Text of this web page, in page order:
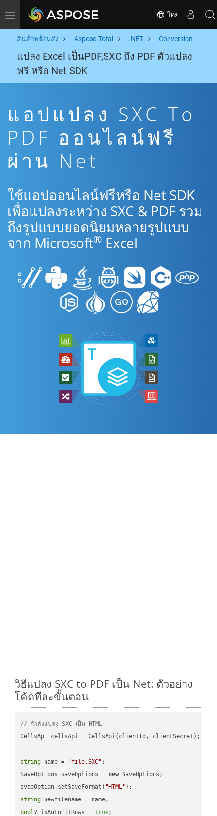
Toggle navigation ไทย
สินค้าพร้อมส่ง Aspose.Total .NET Conversion
แปลง Excel เป็นPDF,SXC ถึง PDF ตัวแปลง
ฟรี หรือ Net SDK
แอปแปลง SXC To
PDF ออนไลน์ฟรี
ผ่าน Net
ใช้แอปออนไลน์ฟรีหรือ Net SDK
เพื่อแปลงระหว่าง SXC & PDF รวม
ถึงรูปแบบยอดนิยมหลายรูปแบบ
จาก Microsoft® Excel
วิธีแปลง SXC to PDF เป็น Net: ตัวอย่าง
โค้ดทีละขั้นตอน
// กำลังแปลง SXC เป็น HTML
CellsApi cellsApi = CellsApi(clientId, clientSecret);
string name = "file.SXC" ;
SaveOptions saveOptions = new SaveOptions;
svaeOption.setSaveFormat( "HTML"
string
bool? isAutoFitRows = true